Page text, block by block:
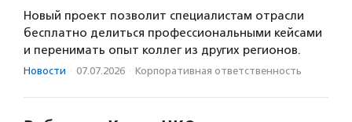
Новый проект позволит специалистам отрасли
бесплатно делиться профессиональными кейсами
и перенимать опыт коллег из других регионов.
Новости · 07.07.2026 · Корпоративная ответственность